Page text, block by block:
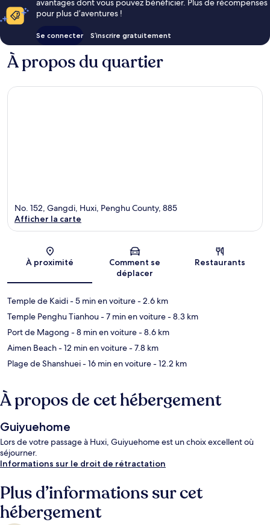
pour plus d’aventures !
Se connecter S’inscrire gratuitement
À propos du quartier
Carte
No. 152, Gangdi, Huxi, Penghu County, 885
Afficher la carte
À proximité
Comment se
déplacer
Restaurants
Temple de Kaidi- 5 min en voiture- 2.6 km
Temple Penghu Tianhou- 7 min en voiture- 8.3 km
Port de Magong - 8 min en voiture- 8.6 km
Aimen Beach- 12 min en voiture- 7.8 km
Plage de Shanshuei- 16 min en voiture- 12.2 km
À propos de cet hébergement
Guiyuehome
Lors de votre passage à Huxi, Guiyuehome est un choix excellent où
séjourner.
Informations sur le droit de rétractation
Plus d’informations sur cet
hébergement